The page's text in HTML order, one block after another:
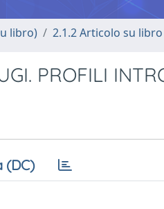
libro) 2.1.2 Articolo su libro
PROFILI
(DC)